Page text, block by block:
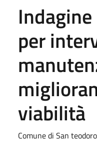
per
viabilità
Comune di San teodoro